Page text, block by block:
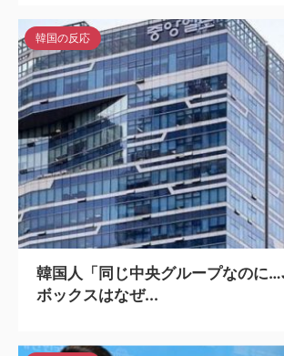
韓国の反応
韓国人「同じ中央グループなのに
ボックスはなぜ...